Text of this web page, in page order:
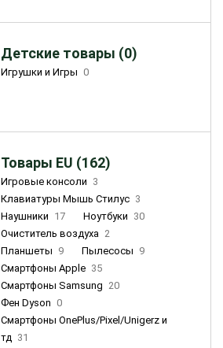
Детские товары (0)
Игрушки и Игры 0
Товары EU (162)
Игровые консоли 3
Клавиатуры Мышь Стилус 3
Наушники 17 Ноутбуки 30
Очиститель воздуха 2
Планшеты 9 Пылесосы 9
Смартфоны Apple 35
Смартфоны Samsung 20
Фен Dyson 0
Смартфоны OnePlus/Pixel/Unigerz и
тд 31